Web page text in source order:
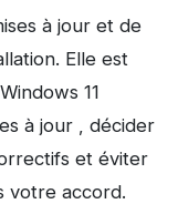
à jour et de
Elle est
11
à jour , décider
et éviter
votre accord.